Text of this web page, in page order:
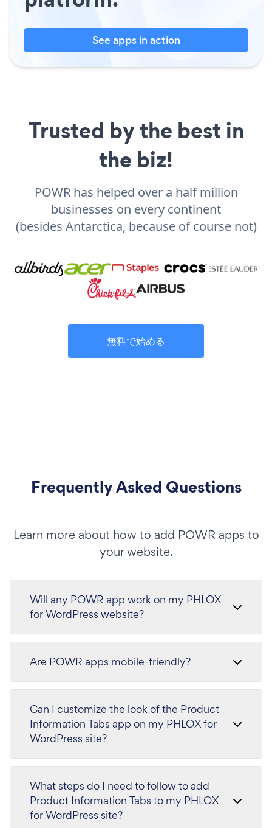
See apps in action
Trusted by the best in
the biz!
POWR has helped over a half million
businesses on every continent
(besides Antarctica, because of course not)
無料で始める
Frequently Asked Questions
Learn more about how to add POWR apps to
your website.
Will any POWR app work on my PHLOX
for WordPress website?
Are POWR apps mobile-friendly?
Can I customize the look of the Product
Information Tabs app on my PHLOX for
WordPress site?
What steps do I need to follow to add
Product Information Tabs to my PHLOX
for WordPress site?